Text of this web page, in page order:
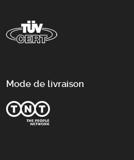
Mode de livraison